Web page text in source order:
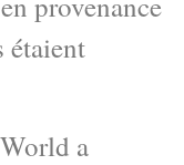
étaient
a